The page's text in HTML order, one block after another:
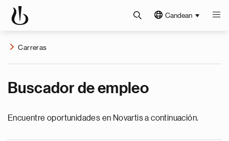
Candean
Carreras
Buscador de empleo
Encuentre oportunidades en Novartis a continuación.